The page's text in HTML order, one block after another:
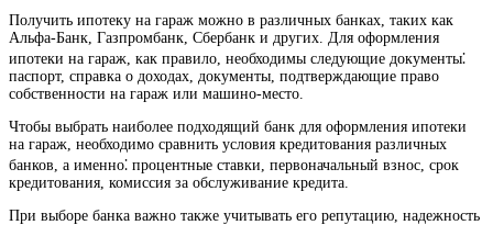
Получить ипотеку на гараж можно в различных банках, таких как
Альфа-Банк, Газпромбанк, Сбербанк и других. Для оформления
ипотеки на гараж, как правило, необходимы следующие документы⁚
паспорт, справка о доходах, документы, подтверждающие право
собственности на гараж или машино-место.
Чтобы выбрать наиболее подходящий банк для оформления ипотеки
на гараж, необходимо сравнить условия кредитования различных
банков, а именно⁚ процентные ставки, первоначальный взнос, срок
кредитования, комиссия за обслуживание кредита.
При выборе банка важно также учитывать его репутацию, надежность